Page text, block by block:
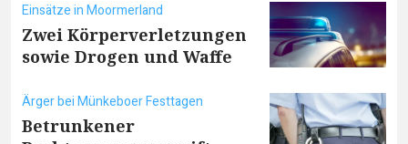
Einsätze in Moormerland
Zwei Körperverletzungen
sowie Drogen und Waffe
Ärger bei Münkeboer Festtagen
Betrunkener